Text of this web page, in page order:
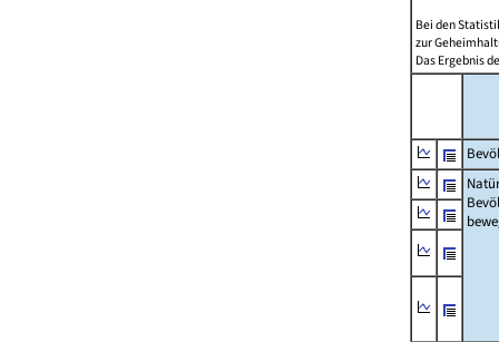
Bei den
zur
Das Ergebnis